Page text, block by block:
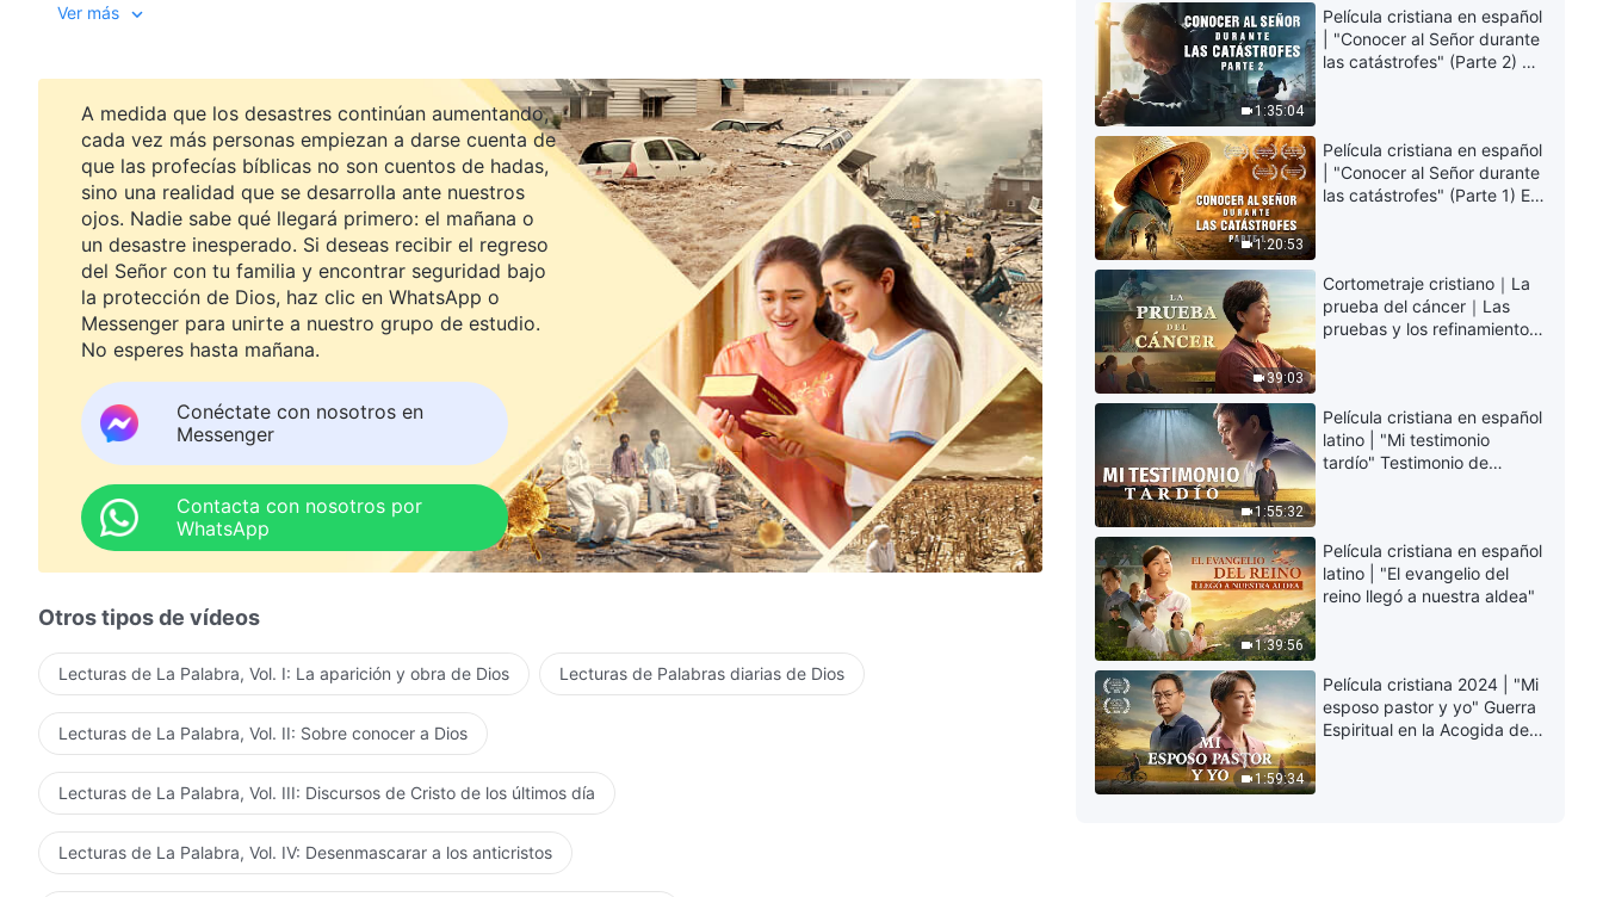
21:09
destacado)
41:15
Película cristiana | ¿Qué relación
hay entre Dios y la Biblia?
(Fragmento destacado)
Ver más
A medida que los desastres continúan aumentando,
cada vez más personas empiezan a darse cuenta de
que las profecías bíblicas no son cuentos de hadas,
sino una realidad que se desarrolla ante nuestros
ojos. Nadie sabe qué llegará primero: el mañana o
un desastre inesperado. Si deseas recibir el regreso
del Señor con tu familia y encontrar seguridad bajo
la protección de Dios, haz clic en WhatsApp o
Messenger para unirte a nuestro grupo de estudio.
No esperes hasta mañana.
Conéctate con nosotros en
Messenger
Contacta con nosotros por
WhatsApp
Otros tipos de vídeos
Lecturas de La Palabra, Vol. I: La aparición y obra de Dios Lecturas de Palabras diarias de Dios
Lecturas de La Palabra, Vol. II: Sobre conocer a Dios
Lecturas de La Palabra, Vol. III: Discursos de Cristo de los últimos día
Lecturas de La Palabra, Vol. IV: Desenmascarar a los anticristos
1:35:04
Película cristiana en español
| "Conocer al Señor durante
las catástrofes" (Parte 2) La
1:20:53
Película cristiana en español
| "Conocer al Señor durante
las catástrofes" (Parte 1) El
39:03
Cortometraje cristiano｜La
prueba del cáncer｜Las
pruebas y los refinamientos
1:55:32
Película cristiana en español
latino | "Mi testimonio
tardío" Testimonio de
1:39:56
Película cristiana en español
latino | "El evangelio del
reino llegó a nuestra aldea"
1:59:34
Película cristiana 2024 | "Mi
esposo pastor y yo" Guerra
Espiritual en la Acogida del